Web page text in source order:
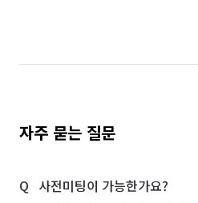
자주 묻는 질문
사전미팅이 가능한가요?